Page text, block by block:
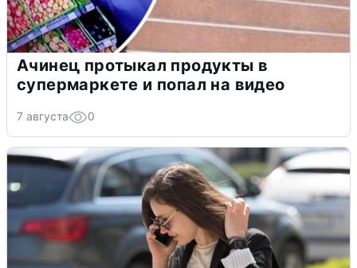
Ачинец протыкал продукты в
супермаркете и попал на видео
7 августа 0